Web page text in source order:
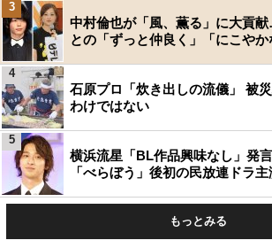
中村倫也が「風、薫る」に大貢
との「ずっと仲良く」「にこや
3
石原プロ「炊き出しの流儀」 被
わけではない
4
横浜流星「BL作品興味なし」発
「べらぼう」後初の民放連ドラ主
5
もっとみる